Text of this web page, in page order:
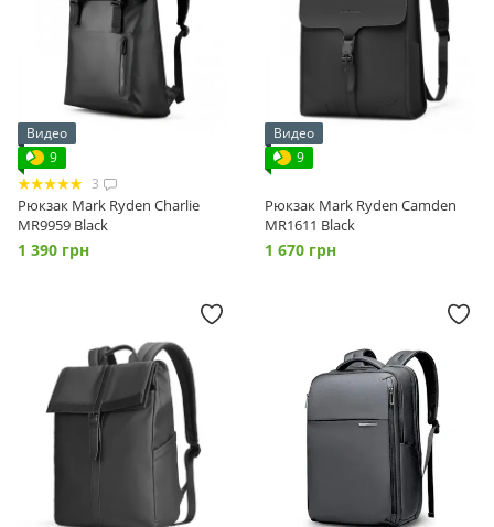
Видео
9
3
Рюкзак Mark Ryden Charlie
MR9959 Black
1 390 грн
Видео
9
Рюкзак Mark Ryden Camden
MR1611 Black
1 670 грн